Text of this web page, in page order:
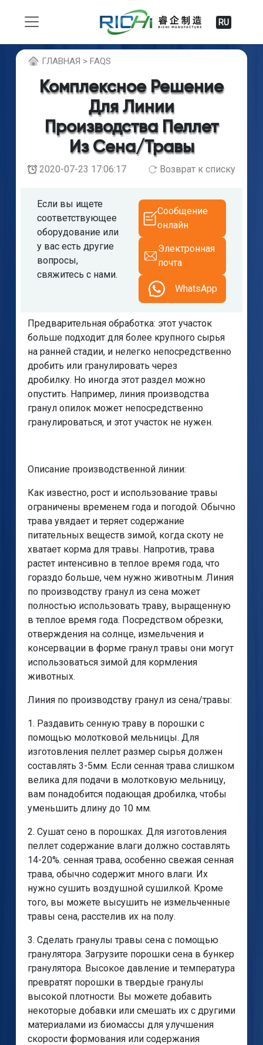
RU
ГЛABHAЯ > FAQS
Комплексное Решение
Для Линии
Производства Пеллет
Из Сена/травы
2020-07-23 17:06:17 Возврат к списку
Если вы ищете
соответствующее
оборудование или
у вас есть другие
вопросы,
свяжитесь с нами.
Сообщение
онлайн
Электронная
почта
WhatsApp
Предварительная обработка: этот участок
больше подходит для более крупного сырья
на ранней стадии, и нелегко непосредственно
дробить или гранулировать через
дробилку. Но иногда этот раздел можно
опустить. Например, линия производства
гранул опилок может непосредственно
гранулироваться, и этот участок не нужен.
Описание производственной линии:
Как известно, рост и использование травы
ограничены временем года и погодой. Обычно
трава увядает и теряет содержание
питательных веществ зимой, когда скоту не
хватает корма для травы. Напротив, трава
растет интенсивно в теплое время года, что
гораздо больше, чем нужно животным. Линия
по производству гранул из сена может
полностью использовать траву, выращенную
в теплое время года. Посредством обрезки,
отверждения на солнце, измельчения и
консервации в форме гранул травы они могут
использоваться зимой для кормления
животных.
Линия по производству гранул из сена/травы:
1. Раздавить сенную траву в порошки с
помощью молотковой мельницы. Для
изготовления пеллет размер сырья должен
составлять 3-5мм. Если сенная трава слишком
велика для подачи в молотковую мельницу,
вам понадобится подающая дробилка, чтобы
уменьшить длину до 10 мм.
2. Сушат сено в порошках. Для изготовления
пеллет содержание влаги должно составлять
14-20%. сенная трава, особенно свежая сенная
трава, обычно содержит много влаги. Их
нужно сушить воздушной сушилкой. Кроме
того, вы можете высушить не измельченные
травы сена, расстелив их на полу.
3. Сделать гранулы травы сена с помощью
гранулятора. Загрузите порошки сена в бункер
гранулятора. Высокое давление и температура
превратят порошки в твердые гранулы
высокой плотности. Вы можете добавить
некоторые добавки или смешать их с другими
материалами из биомассы для улучшения
скорости формования или содержания